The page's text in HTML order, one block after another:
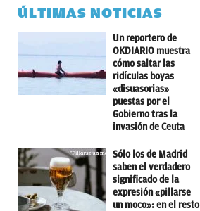
ÚLTIMAS NOTICIAS
Un reportero de
OKDIARIO muestra
cómo saltar las
ridículas boyas
«disuasorias»
puestas por el
Gobierno tras la
invasión de Ceuta
Sólo los de Madrid
saben el verdadero
significado de la
expresión «pillarse
un moco»: en el resto